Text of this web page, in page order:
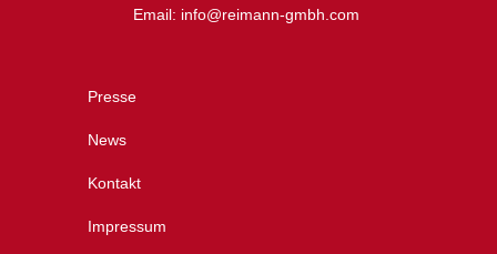
Email: info@reimann-gmbh.com
Presse
News
Kontakt
Impressum